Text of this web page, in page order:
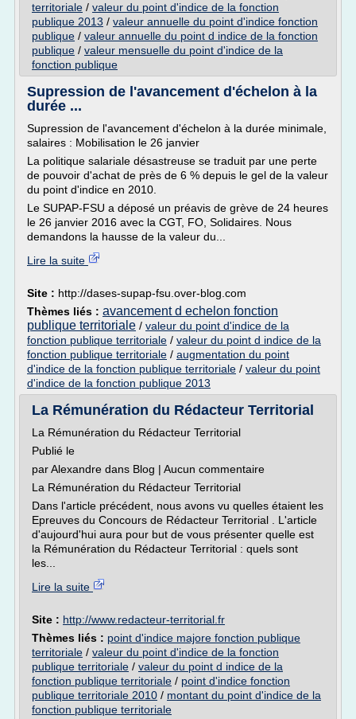
territoriale / valeur du point d'indice de la fonction
publique 2013 / valeur annuelle du point d'indice fonction
publique / valeur annuelle du point d indice de la fonction
publique / valeur mensuelle du point d'indice de la
fonction publique
Supression de l'avancement d'échelon à la
durée ...
Supression de l'avancement d'échelon à la durée minimale,
salaires : Mobilisation le 26 janvier
La politique salariale désastreuse se traduit par une perte
de pouvoir d'achat de près de 6 % depuis le gel de la valeur
du point d'indice en 2010.
Le SUPAP-FSU a déposé un préavis de grève de 24 heures
le 26 janvier 2016 avec la CGT, FO, Solidaires. Nous
demandons la hausse de la valeur du...
Lire la suite
Site : http://dases-supap-fsu.over-blog.com
Thèmes liés : avancement d echelon fonction
publique territoriale / valeur du point d'indice de la
fonction publique territoriale / valeur du point d indice de la
fonction publique territoriale / augmentation du point
d'indice de la fonction publique territoriale / valeur du point
d'indice de la fonction publique 2013
La Rémunération du Rédacteur Territorial
La Rémunération du Rédacteur Territorial
Publié le
par Alexandre dans Blog | Aucun commentaire
La Rémunération du Rédacteur Territorial
Dans l'article précédent, nous avons vu quelles étaient les
Epreuves du Concours de Rédacteur Territorial . L'article
d'aujourd'hui aura pour but de vous présenter quelle est
la Rémunération du Rédacteur Territorial : quels sont
les...
Lire la suite
Site : http://www.redacteur-territorial.fr
Thèmes liés : point d'indice majore fonction publique
territoriale / valeur du point d'indice de la fonction
publique territoriale / valeur du point d indice de la
fonction publique territoriale / point d'indice fonction
publique territoriale 2010 / montant du point d'indice de la
fonction publique territoriale